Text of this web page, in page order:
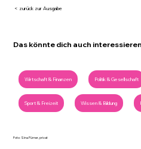
< zurück zur Ausgabe
Das könnte dich auch interessieren
Wirtschaft & Finanzen Politik & Gesellschaft
Sport & Freizeit Wissen & Bildung
Foto: Sina Pürner, privat